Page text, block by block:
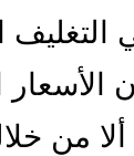
ألا من